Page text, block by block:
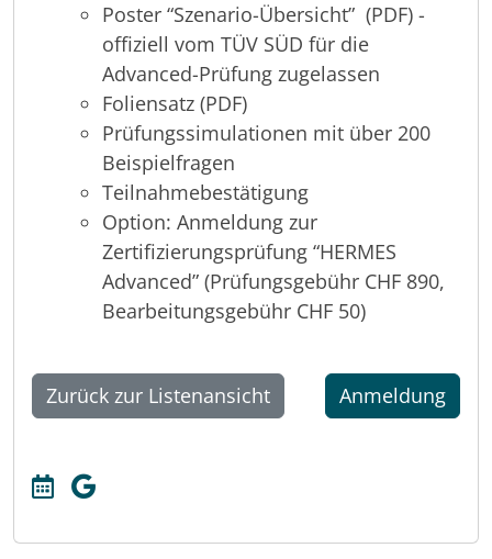
Poster “Szenario-Übersicht” (PDF) -
offiziell vom TÜV SÜD für die
Advanced-Prüfung zugelassen
Foliensatz (PDF)
Prüfungssimulationen mit über 200
Beispielfragen
Teilnahmebestätigung
Option: Anmeldung zur
Zertifizierungsprüfung “HERMES
Advanced” (Prüfungsgebühr CHF 890,
Bearbeitungsgebühr CHF 50)
Zurück zur Listenansicht Anmeldung